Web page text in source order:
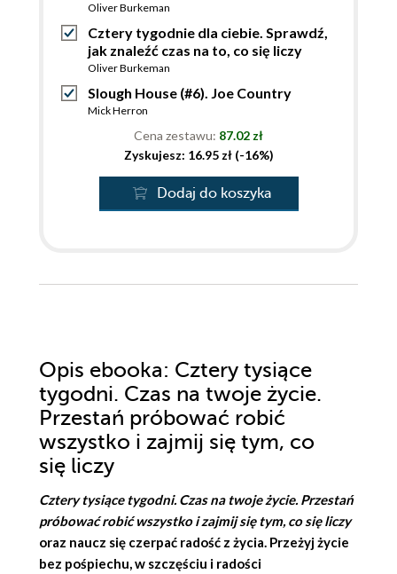
Oliver Burkeman
Cztery tygodnie dla ciebie. Sprawdź,
jak znaleźć czas na to, co się liczy
Oliver Burkeman
Slough House (#6). Joe Country
Mick Herron
Cena zestawu: 87.02 zł
Zyskujesz: 16.95 zł (-16%)
Dodaj do koszyka
Opis ebooka: Cztery tysiące
tygodni. Czas na twoje życie.
Przestań próbować robić
wszystko i zajmij się tym, co
się liczy
Cztery tysiące tygodni. Czas na twoje życie. Przestań
próbować robić wszystko i zajmij się tym, co się liczy
oraz naucz się czerpać radość z życia. Przeżyj życie
bez pośpiechu, w szczęściu i radości